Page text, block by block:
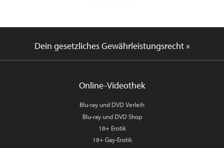
Dein gesetzliches Gewährleistungsrecht »
Online-Videothek
Blu-ray und DVD Verleih
Blu-ray und DVD Shop
18+ Erotik
18+ Gay-Erotik